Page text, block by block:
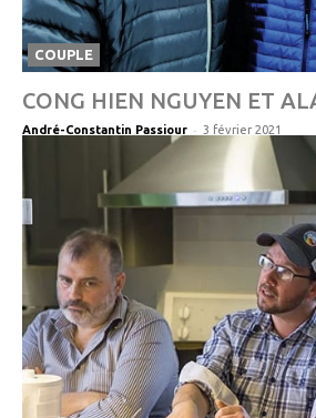
COUPLE
CONG HIEN NGUYEN ET
André-Constantin Passiour - 3 février 2021